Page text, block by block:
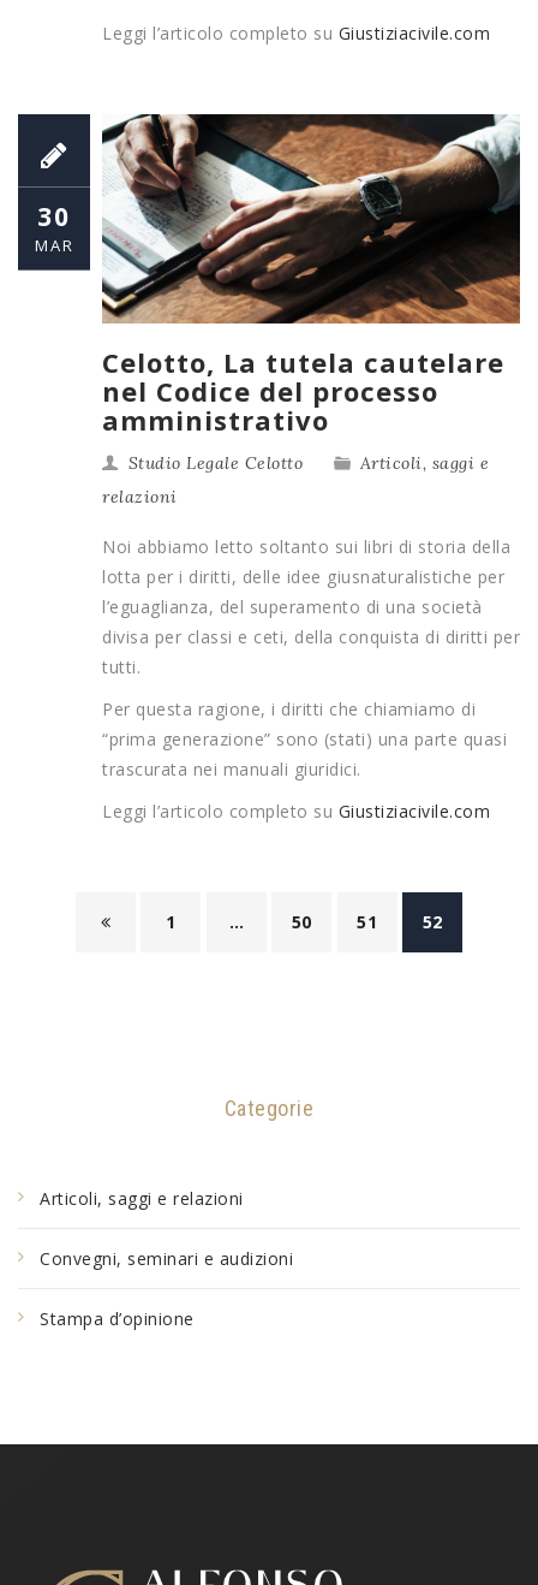
Leggi l’articolo completo su Giustiziacivile.com
30
MAR
Celotto, La tutela cautelare
nel Codice del processo
amministrativo
Studio Legale Celotto
Articoli, saggi e
relazioni
Noi abbiamo letto soltanto sui libri di storia della
lotta per i diritti, delle idee giusnaturalistiche per
l’eguaglianza, del superamento di una società
divisa per classi e ceti, della conquista di diritti per
tutti.
Per questa ragione, i diritti che chiamiamo di
“prima generazione” sono (stati) una parte quasi
trascurata nei manuali giuridici.
Leggi l’articolo completo su Giustiziacivile.com
1 … 50 51 52
Categorie
Articoli, saggi e relazioni
Convegni, seminari e audizioni
Stampa d’opinione